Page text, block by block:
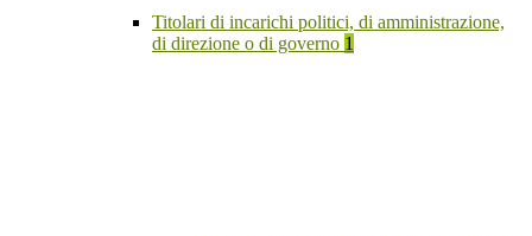
Titolari di incarichi politici, di amministrazione,
di direzione o di governo 1